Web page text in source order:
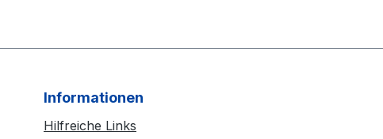
Informationen
Hilfreiche Links